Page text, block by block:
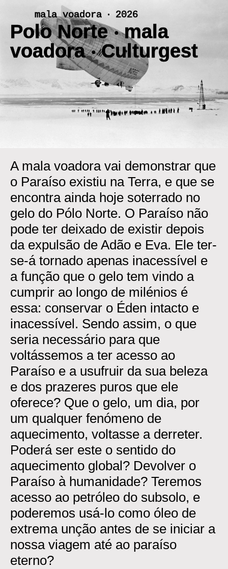
content
mala voadora ‧ 2026
Polo Norte ‧ mala
voadora ‧ Culturgest
A mala voadora vai demonstrar que
o Paraíso existiu na Terra, e que se
encontra ainda hoje soterrado no
gelo do Pólo Norte. O Paraíso não
pode ter deixado de existir depois
da expulsão de Adão e Eva. Ele ter-
se-á tornado apenas inacessível e
a função que o gelo tem vindo a
cumprir ao longo de milénios é
essa: conservar o Éden intacto e
inacessível. Sendo assim, o que
seria necessário para que
voltássemos a ter acesso ao
Paraíso e a usufruir da sua beleza
e dos prazeres puros que ele
oferece? Que o gelo, um dia, por
um qualquer fenómeno de
aquecimento, voltasse a derreter.
Poderá ser este o sentido do
aquecimento global? Devolver o
Paraíso à humanidade? Teremos
acesso ao petróleo do subsolo, e
poderemos usá-lo como óleo de
extrema unção antes de se iniciar a
nossa viagem até ao paraíso
eterno?